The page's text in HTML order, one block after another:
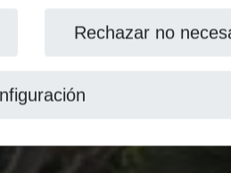
Rechazar no